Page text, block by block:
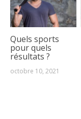
Quels sports
pour quels
résultats ?
octobre 10, 2021